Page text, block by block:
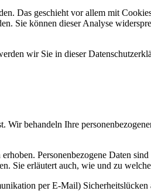
Das geschieht vor allem mit
Sie können dieser Analyse
wir Sie in dieser
behandeln Ihre
Personenbezogene Daten
Sie erläutert auch, wie und zu
per E-Mail)